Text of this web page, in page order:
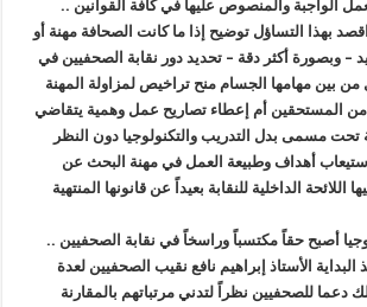
الواجبة والمنصوص عليها في كافة القوانين ..
بهذا التساؤل توضيح إذا ما كانت الصحافة مهنة أو
– وبصورة أكثر دقة – تحديد دور نقابة الصحفيين في
من بين مهامها الجسام منح تراخيص لمزاولة المهنة
من المستحقين أم إعطاء تصاريح عمل وهمية يتقاضي
تحت مسمى بدل التدريب والتكنولوجيا دون النظر
أهداف وطبيعة العمل في مهنة البحث عن
الداخلية للنقابة بعيداً عن قانونها المنتهية
أصبح حقاً مكتسباً وراسخاً في نقابة الصحفيين ..
الأستاذ إبراهيم نافع نقيب الصحفيين لعدة
دعما للصحفيين نظراً لتدني مرتباتهم بالمقارنة